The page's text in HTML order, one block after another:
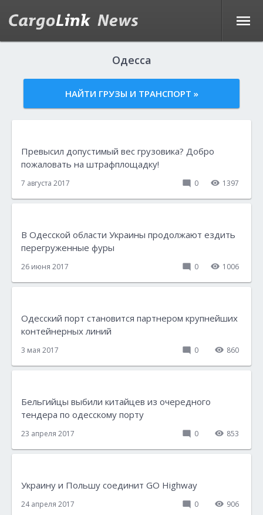
Одесса
НАЙТИ ГРУЗЫ И ТРАНСПОРТ »
Превысил допустимый вес грузовика? Добро
пожаловать на штрафплощадку!
7 августа 2017 0 1397
В Одесской области Украины продолжают ездить
перегруженные фуры
26 июня 2017 0 1006
Одесский порт становится партнером крупнейших
контейнерных линий
3 мая 2017 0 860
Бельгийцы выбили китайцев из очередного
тендера по одесскому порту
23 апреля 2017 0 853
Украину и Польшу соединит GO Highway
24 апреля 2017 0 906